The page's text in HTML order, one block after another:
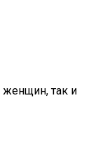
женщин, так и